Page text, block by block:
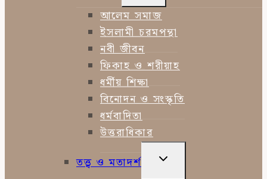
MENU
আলেম সমাজ
ইসলামী চরমপন্থা
নবী জীবন
ফিকাহ ও শরীয়াহ
ধর্মীয় শিক্ষা
বিনোদন ও সংস্কৃতি
ধর্মবাদিতা
উত্তরাধিকার
তত্ত্ব ও মতাদর্শ
TOGGLE